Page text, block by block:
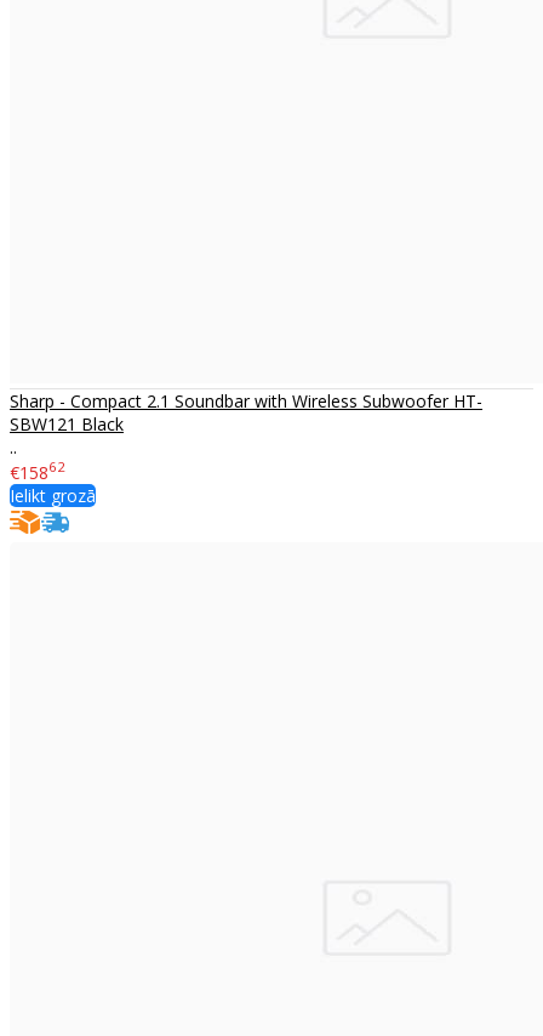
Sharp - Compact 2.1 Soundbar with Wireless Subwoofer HT-
SBW121 Black
..
€15862
Ielikt grozā